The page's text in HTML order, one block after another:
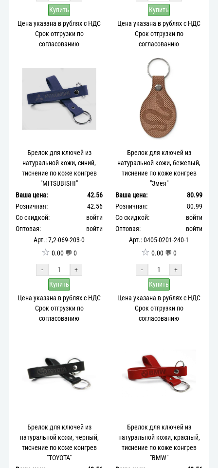
Купить
Цена указана в рублях с НДС
Срок отгрузки по
согласованию
Купить
Цена указана в рублях с НДС
Срок отгрузки по
согласованию
Брелок для ключей из
натуральной кожи, синий,
тиснение по коже конгрев
"MITSUBISHI"
Ваша цена:
42.56
Розничная:
42.56
Со скидкой:
войти
Оптовая:
войти
Арт.: 7,2-069-203-0
☆ 0.00 💬 0
-
+
Купить
Цена указана в рублях с НДС
Срок отгрузки по
согласованию
Брелок для ключей из
натуральной кожи, бежевый,
тиснение по коже конгрев
"Змея"
Ваша цена:
80.99
Розничная:
80.99
Со скидкой:
войти
Оптовая:
войти
Арт.: 0405-0201-240-1
☆ 0.00 💬 0
-
+
Купить
Цена указана в рублях с НДС
Срок отгрузки по
согласованию
Брелок для ключей из
натуральной кожи, черный,
тиснение по коже конгрев
"TOYOTA"
Брелок для ключей из
натуральной кожи, красный,
тиснение по коже конгрев
"BMW"